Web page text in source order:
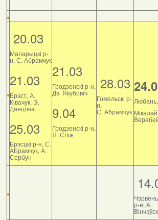
20.03
Маларыцкі р-
н, С. Абрамчук
21.03
Брэст, А.
Ківачук, Э.
Данцова.
25.03
Брэсцкі р-н, С.
АБрамчук, А.
Сербун
21.03
Гродзенскі р-н,
Дз. Якубовіч
9.04
Гродзенскі р-н,
Я. Сліж
28.03
Гомельскі р-
н,
С. Абрамчук
Любань,
Мікалай
р-н, А.